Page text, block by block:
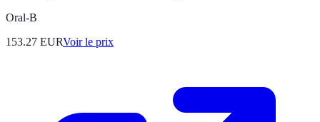
Oral-B
153.27 EURVoir le prix